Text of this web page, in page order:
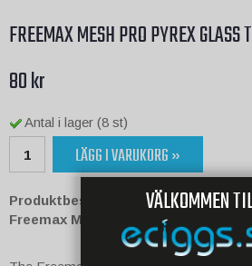
FREEMAX MESH PRO PYREX
80 kr
Antal i lager (8 st)
LÄGG I VARUKORG »
Produktbeskrivning:
Freemax Mesh Pro Subohm Tank -
VÄLKOMMEN